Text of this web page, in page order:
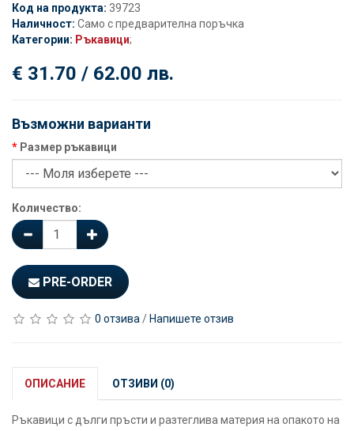
Код на продукта: 39723
Наличност: Само с предварителна поръчка
Категории: Ръкавици;
€ 31.70 / 62.00 лв.
Възможни варианти
Размер ръкавици
Количество:
PRE-ORDER
0 отзива / Напишете отзив
ОПИСАНИЕ ОТЗИВИ (0)
Ръкавици с дълги пръсти и разтеглива материя на опакото на